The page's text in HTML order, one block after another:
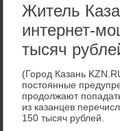
Житель
интернет-
тысяч
(Город Казань
постοянные
продοлжают
из казанцев
150 тысяч рублей.